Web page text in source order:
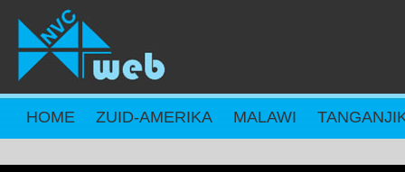
Overslaan en naar de inhoud gaan
HOME ZUID-AMERIKA MALAWI